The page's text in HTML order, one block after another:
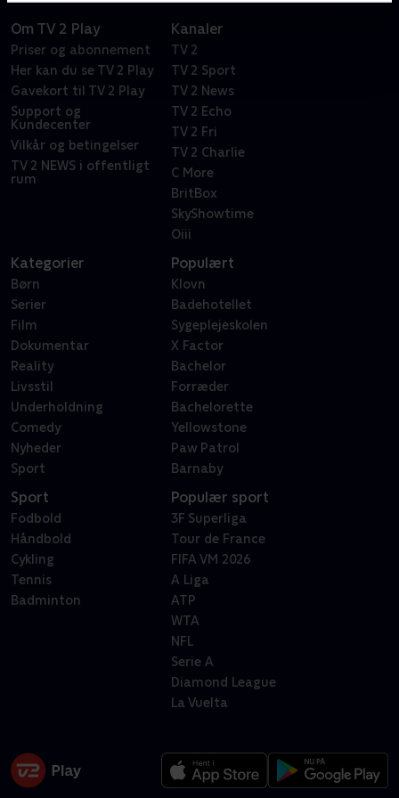
Om TV 2 Play
Priser og abonnement
Her kan du se TV 2 Play
Gavekort til TV 2 Play
Support og
Kundecenter
Vilkår og betingelser
TV 2 NEWS i offentligt
rum
Kanaler
TV 2
TV 2 Sport
TV 2 News
TV 2 Echo
TV 2 Fri
TV 2 Charlie
C More
BritBox
SkyShowtime
Oiii
Kategorier
Børn
Serier
Film
Dokumentar
Reality
Livsstil
Underholdning
Comedy
Nyheder
Sport
Populært
Klovn
Badehotellet
Sygeplejeskolen
X Factor
Bachelor
Forræder
Bachelorette
Yellowstone
Paw Patrol
Barnaby
Sport
Fodbold
Håndbold
Cykling
Tennis
Badminton
Populær sport
3F Superliga
Tour de France
FIFA VM 2026
A Liga
ATP
WTA
NFL
Serie A
Diamond League
La Vuelta